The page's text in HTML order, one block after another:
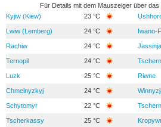
Für Details mit dem Mauszeiger über
Kyjiw (Kiew)
23 °C
Lwiw (Lemberg) 24 °C Iwano-
Rachiw 24 °C Jassinja
Ternopil 24 °C
Luzk 25 °C Riwne
Chmelnyzkyj 24 °C
Schytomyr 22 °C
Tscherkassy 25 °C